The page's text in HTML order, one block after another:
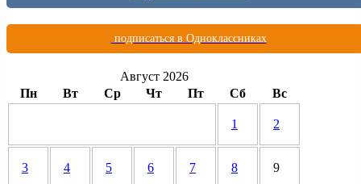
подписаться в Одноклассниках
Август 2026
Пн
Вт Ср Чт Пт Сб Вс
1 2
3 4 5 6 7 8 9